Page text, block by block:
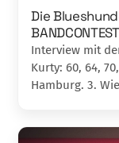
Die
BANDCONTEST
Interview mit
Kurty: 60, 64,
Hamburg. 3.